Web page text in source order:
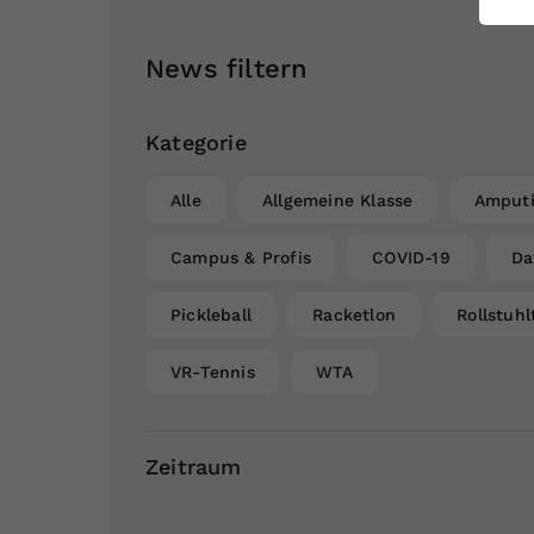
News filtern
Kategorie
Alle Allgemeine Klasse
Campus & Profis COVID-19
Pickleball Racketlon
VR-Tennis WTA
Zeitraum